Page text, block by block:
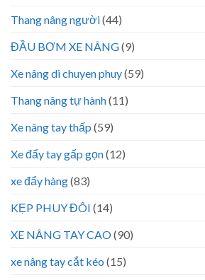
Thang nâng người(44)
ĐẦU BƠM XE NÂNG(9)
Xe nâng di chuyen phuy(59)
Thang nâng tự hành(11)
Xe nâng tay thấp (59)
Xe đẩy tay gấp gọn(12)
xe đẩy hàng(83)
KẸP PHUY ĐÔI (14)
XE NÂNG TAY CAO(90)
xe nâng tay cắt kéo (15)